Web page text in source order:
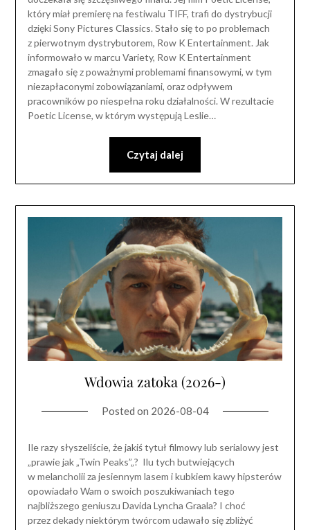
który miał premierę na festiwalu TIFF, trafi do dystrybucji
dzięki Sony Pictures Classics. Stało się to po problemach
z pierwotnym dystrybutorem, Row K Entertainment. Jak
informowało w marcu Variety, Row K Entertainment
zmagało się z poważnymi problemami finansowymi, w tym
niezapłaconymi zobowiązaniami, oraz odpływem
pracowników po niespełna roku działalności. W rezultacie
Poetic License, w którym występują Leslie…
Czytaj dalej
Wdowia zatoka (2026-)
Posted on 2026-08-04
Ile razy słyszeliście, że jakiś tytuł filmowy lub serialowy jest
„prawie jak „Twin Peaks”„? Ilu tych butwiejących
w melancholii za jesiennym lasem i kubkiem kawy hipsterów
opowiadało Wam o swoich poszukiwaniach tego
najbliższego geniuszu Davida Lyncha Graala? I choć
przez dekady niektórym twórcom udawało się zbliżyć